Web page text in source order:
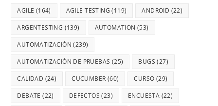
AGILE (164) AGILE TESTING (119) ANDROID (22)
ARGENTESTING (139) AUTOMATION (53)
AUTOMATIZACIÓN (239)
AUTOMATIZACIÓN DE PRUEBAS (25) BUGS (27)
CALIDAD (24) CUCUMBER (60) CURSO (29)
DEBATE (22) DEFECTOS (23) ENCUESTA (22)